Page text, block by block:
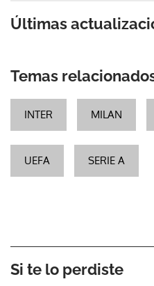
Últimas
Temas
INTER MILAN
UEFA SERIE A
Si te lo perdiste